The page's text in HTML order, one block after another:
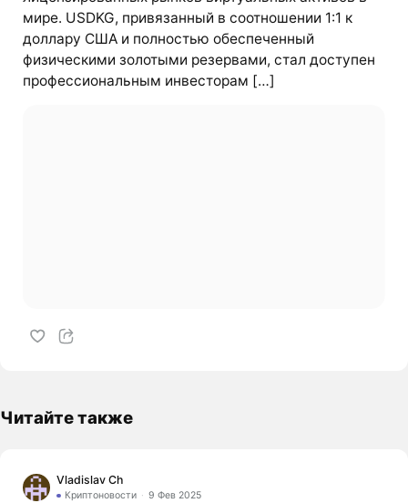
мире. USDKG, привязанный в соотношении 1:1 к
доллару США и полностью обеспеченный
физическими золотыми резервами, стал доступен
профессиональным инвесторам […]
Читайте также
Vladislav Ch
Криптоновости 9 Фев 2025